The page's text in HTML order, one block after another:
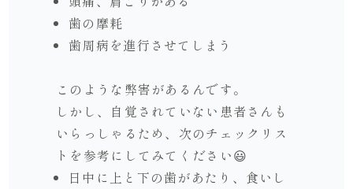
歯の摩耗
歯周病を進行させてしまう
このような弊害があるんです。
しかし、自覚されていない患者さんも
いらっしゃるため、次のチェックリス
トを参考にしてみてください😃
日中に上と下の歯があたり、食いし